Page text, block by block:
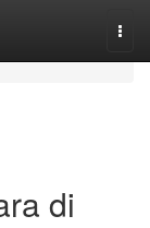
di